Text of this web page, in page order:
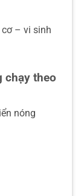
– vi sinh
chạy theo
nóng